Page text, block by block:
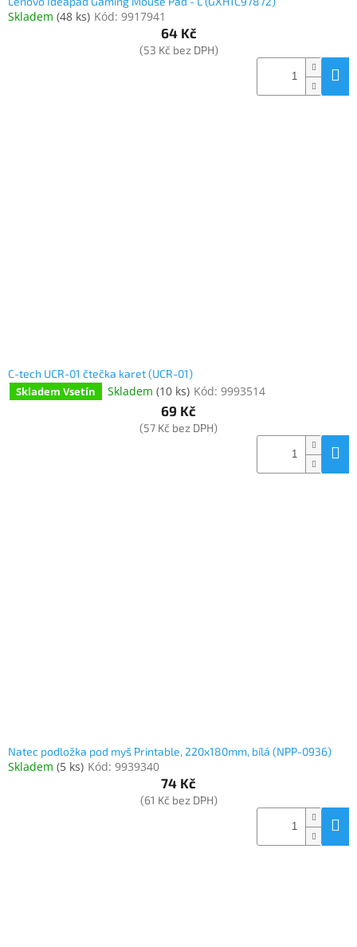
Skladem (48 ks) Kód: 9917941
64 Kč
(53 Kč bez DPH)
C-tech UCR-01 čtečka karet (UCR-01)
Skladem Vsetín Skladem (10 ks) Kód: 9993514
69 Kč
(57 Kč bez DPH)
Natec podložka pod myš Printable, 220x180mm, bílá (NPP-0936)
Skladem (5 ks) Kód: 9939340
74 Kč
(61 Kč bez DPH)